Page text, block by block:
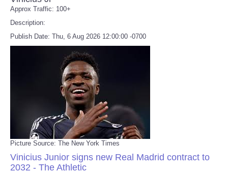
Approx Traffic: 100+
Description:
Publish Date: Thu, 6 Aug 2026 12:00:00 -0700
Picture Source: The New York Times
Vinicius Junior signs new Real Madrid contract to
2032 - The Athletic